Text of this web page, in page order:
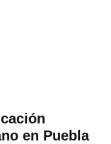
en Puebla